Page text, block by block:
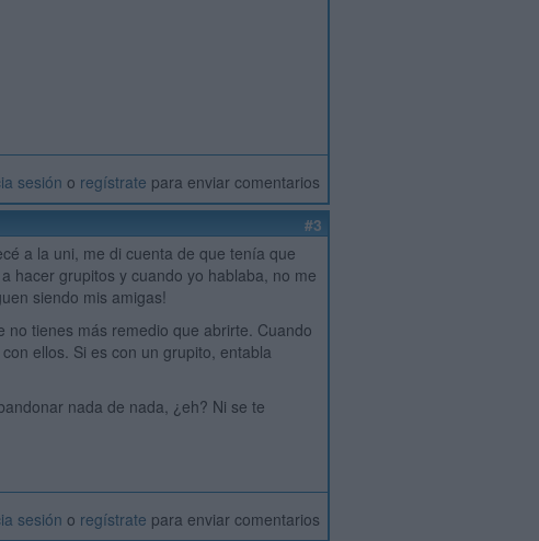
sesión o regístrate para enviar comentarios
#3
a la uni, me di cuenta de que tenía que
hacer grupitos y cuando yo hablaba, no me
siendo mis amigas!
tienes más remedio que abrirte. Cuando
ellos. Si es con un grupito, entabla
nada de nada, ¿eh? Ni se te
sesión o regístrate para enviar comentarios